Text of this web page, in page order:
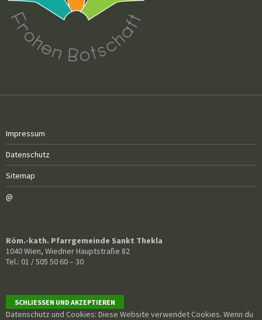
Impressum
Datenschutz
Sitemap
@
Röm.-kath. Pfarrgemeinde Sankt Thekla
1040 Wien, Wiedner Hauptstraße 82
Tel.: 01 / 505 50 60 – 30
Datenschutz und Cookies: Diese Website verwendet Cookies. Wenn du